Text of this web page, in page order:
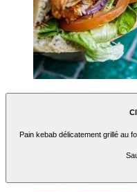
Pain kebab délicatement grillé au